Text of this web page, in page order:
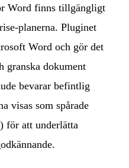
Word finns tillgängligt
planerna. Pluginet
Word och gör det
granska dokument
bevarar befintlig
visas som spårade
) för att underlätta